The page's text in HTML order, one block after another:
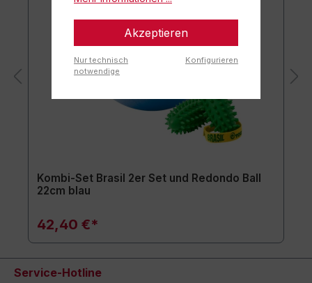
Kombi-Set Brasil 2er Set und Redondo Ball
22cm blau
42,40 €*
Service-Hotline
Akzeptieren
Nur technisch
notwendige
Konfigurieren